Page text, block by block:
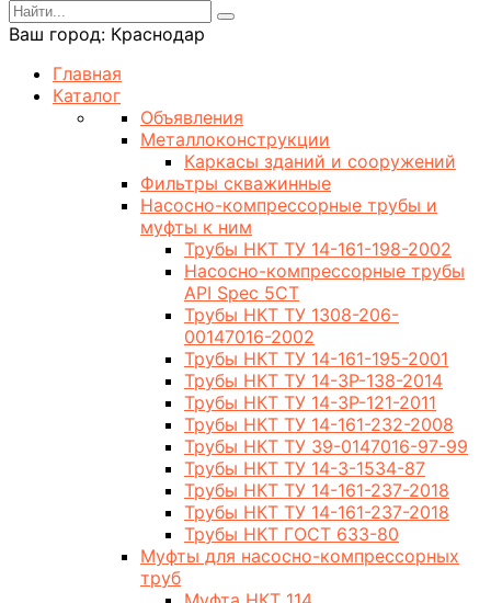
Ваш город: Краснодар
Главная
Каталог
Объявления
Металлоконструкции
Каркасы зданий и сооружений
Фильтры скважинные
Насосно-компрессорные трубы и
муфты к ним
Трубы НКТ ТУ 14-161-198-2002
Насосно-компрессорные трубы
API Spec 5CT
Трубы НКТ ТУ 1308-206-
00147016-2002
Трубы НКТ ТУ 14-161-195-2001
Трубы НКТ ТУ 14-3Р-138-2014
Трубы НКТ ТУ 14-3Р-121-2011
Трубы НКТ ТУ 14-161-232-2008
Трубы НКТ ТУ 39-0147016-97-99
Трубы НКТ ТУ 14-3-1534-87
Трубы НКТ ТУ 14-161-237-2018
Трубы НКТ ТУ 14-161-237-2018
Трубы НКТ ГОСТ 633-80
Муфты для насосно-компрессорных
труб